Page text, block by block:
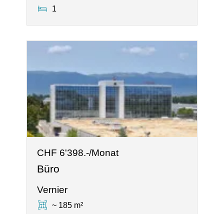
1
CHF 6'398.-/Monat
Büro
Vernier
~ 185 m²